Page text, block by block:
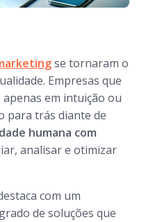
se tornaram o
Empresas que
apenas em intuição ou
para trás diante de
humana com
analisar e otimizar
com um
de soluções que